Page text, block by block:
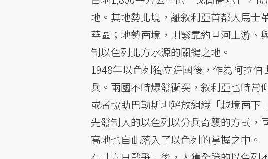
地。其地勢北境，離敘利亞首都大馬士
華區；地勢南境，則緊靠約旦河上游
制以色列北方水源的關鍵之地。
1948年以色列獨立建國後，作為阿拉
兵。兩國不時爆發衝突，敘利亞也時常
或者協助巴勒斯坦解放組織「越境南下
先發制人的以色列以分兵奇襲的方式，
高地也自此落入了以色列的掌握之中。